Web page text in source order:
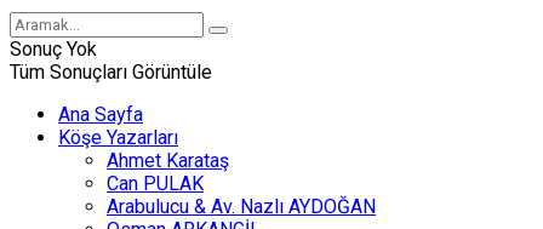
Sonuç Yok
Tüm Sonuçları Görüntüle
Ana Sayfa
Köşe Yazarları
Ahmet Karataş
Can PULAK
Arabulucu & Av. Nazlı AYDOĞAN